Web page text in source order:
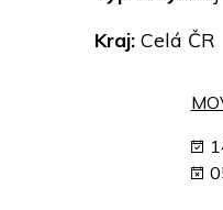
Kraj: Celá ČR